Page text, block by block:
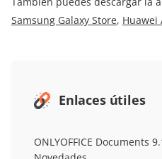
Samsung Galaxy Store, Huawei
Enlaces útiles
ONLYOFFICE Documents